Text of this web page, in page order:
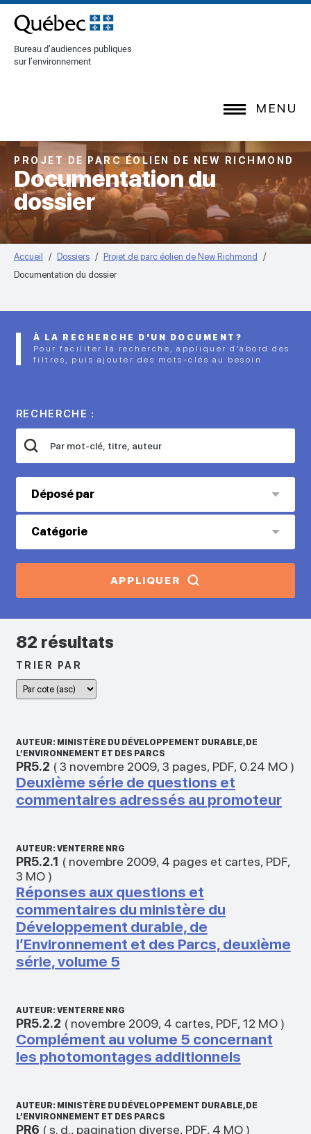
[Common.SkipToContent]
Bureau d’audiences publiques
sur l’environnement
MENU
PROJET DE PARC ÉOLIEN DE NEW RICHMOND
Documentation du
dossier
Accueil Dossiers
Projet de parc éolien de New Richmond
Documentation du dossier
À LA RECHERCHE D'UN DOCUMENT?
Pour faciliter la recherche, appliquer d’abord des
filtres, puis ajouter des mots-clés au besoin.
RECHERCHE :
Déposé par
Catégorie
APPLIQUER
82 résultats
TRIER PAR
AUTEUR: MINISTÈRE DU DÉVELOPPEMENT DURABLE, DE
L’ENVIRONNEMENT ET DES PARCS
PR5.2 (3 novembre 2009, 3 pages, PDF, 0.24 MO)
Deuxième série de questions et
commentaires adressés au promoteur
AUTEUR: VENTERRE NRG
PR5.2.1 ( novembre 2009, 4 pages et cartes, PDF,
3 MO)
Réponses aux questions et
commentaires du ministère du
Développement durable, de
l’Environnement et des Parcs, deuxième
série, volume 5
AUTEUR: VENTERRE NRG
PR5.2.2 ( novembre 2009, 4 cartes, PDF, 12 MO)
Complément au volume 5 concernant
les photomontages additionnels
AUTEUR: MINISTÈRE DU DÉVELOPPEMENT DURABLE, DE
L’ENVIRONNEMENT ET DES PARCS
PR6 ( s. d., pagination diverse, PDF, 4 MO)